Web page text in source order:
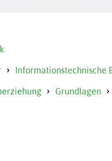
Informationstechnische
Grundlagen